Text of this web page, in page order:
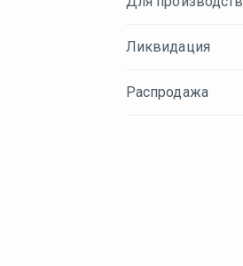
Ликвидация
Распродажа